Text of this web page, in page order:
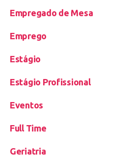
Empregado de Mesa
Emprego
Estágio
Estágio Profissional
Eventos
Full Time
Geriatria